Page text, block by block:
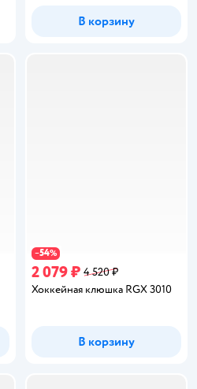
В корзину
−54%
2 079 ₽ 4 520 ₽
Хоккейная клюшка RGX 3010
В корзину